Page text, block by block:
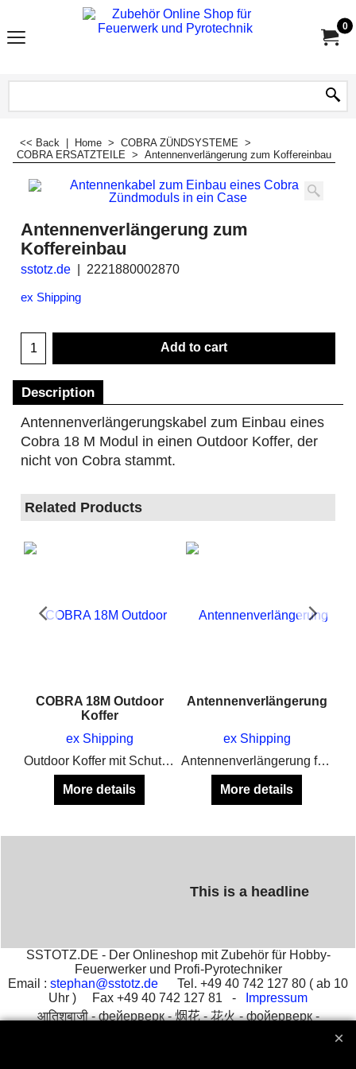
0
<< Back Home > COBRA ZÜNDSYSTEME >
COBRA ERSATZTEILE > Antennenverlängerung zum Koffereinbau
Antennenverlängerung zum
Koffereinbau
sstotz.de 2221880002870
ex Shipping
Add to cart
Description
Antennenverlängerungskabel zum Einbau eines
Cobra 18 M Modul in einen Outdoor Koffer, der
nicht von Cobra stammt.
Related Products
COBRA 18M Outdoor
Koffer
ex Shipping
Outdoor Koffer mit Schutzplatte und Antennenführung nach außen in SCHWARZ & NEON GELB verfügbar
More details
Antennenverlängerung
ex Shipping
Antennenverlängerung für Cobra und Firestorm Systeme
More details
This is a headline
SSTOTZ.DE - Der Onlineshop mit Zubehör für Hobby-
Feuerwerker und Profi-Pyrotechniker
Email : stephan@sstotz.de Tel. +49 40 742 127 80 ( ab 10
Uhr ) Fax +49 40 742 127 81 -
Impressum
आतिशबाजी -фейерверк -烟花 -花火 -фойерверк -
fuegos